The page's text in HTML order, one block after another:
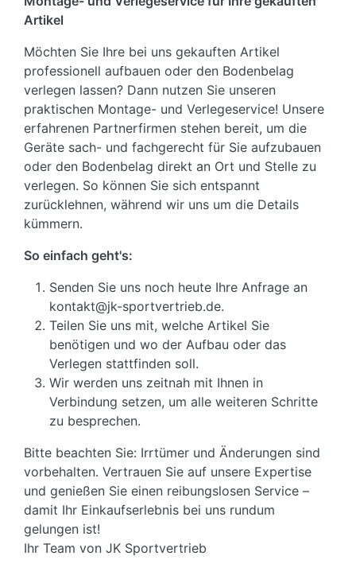
Artikel
Möchten Sie Ihre bei uns gekauften Artikel
professionell aufbauen oder den Bodenbelag
verlegen lassen? Dann nutzen Sie unseren
praktischen Montage- und Verlegeservice! Unsere
erfahrenen Partnerfirmen stehen bereit, um die
Geräte sach- und fachgerecht für Sie aufzubauen
oder den Bodenbelag direkt an Ort und Stelle zu
verlegen. So können Sie sich entspannt
zurücklehnen, während wir uns um die Details
kümmern.
So einfach geht's:
Senden Sie uns noch heute Ihre Anfrage an
kontakt@jk-sportvertrieb.de.
Teilen Sie uns mit, welche Artikel Sie
benötigen und wo der Aufbau oder das
Verlegen stattfinden soll.
Wir werden uns zeitnah mit Ihnen in
Verbindung setzen, um alle weiteren Schritte
zu besprechen.
Bitte beachten Sie: Irrtümer und Änderungen sind
vorbehalten. Vertrauen Sie auf unsere Expertise
und genießen Sie einen reibungslosen Service –
damit Ihr Einkaufserlebnis bei uns rundum
gelungen ist!
Ihr Team von JK Sportvertrieb